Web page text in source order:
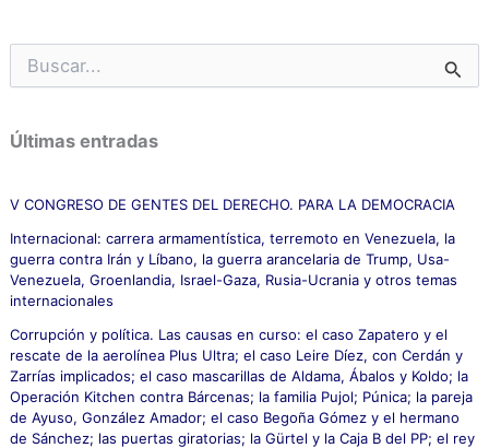
u
c
a
p
r
:
Últimas entradas
V CONGRESO DE GENTES DEL DERECHO. PARA LA DEMOCRACIA
Internacional: carrera armamentística, terremoto en Venezuela, la
guerra contra Irán y Líbano, la guerra arancelaria de Trump, Usa-
Venezuela, Groenlandia, Israel-Gaza, Rusia-Ucrania y otros temas
internacionales
Corrupción y política. Las causas en curso: el caso Zapatero y el
rescate de la aerolínea Plus Ultra; el caso Leire Díez, con Cerdán y
Zarrías implicados; el caso mascarillas de Aldama, Ábalos y Koldo; la
Operación Kitchen contra Bárcenas; la familia Pujol; Púnica; la pareja
de Ayuso, González Amador; el caso Begoña Gómez y el hermano
de Sánchez; las puertas giratorias; la Gürtel y la Caja B del PP; el rey